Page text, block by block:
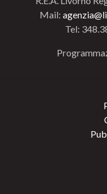
Mail:
Tel: